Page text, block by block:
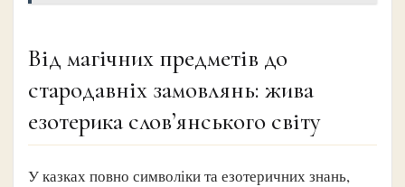
Від магічних предметів до
стародавніх замовлянь: жива
езотерика слов’янського світу
У казках повно символіки та езотеричних знань,